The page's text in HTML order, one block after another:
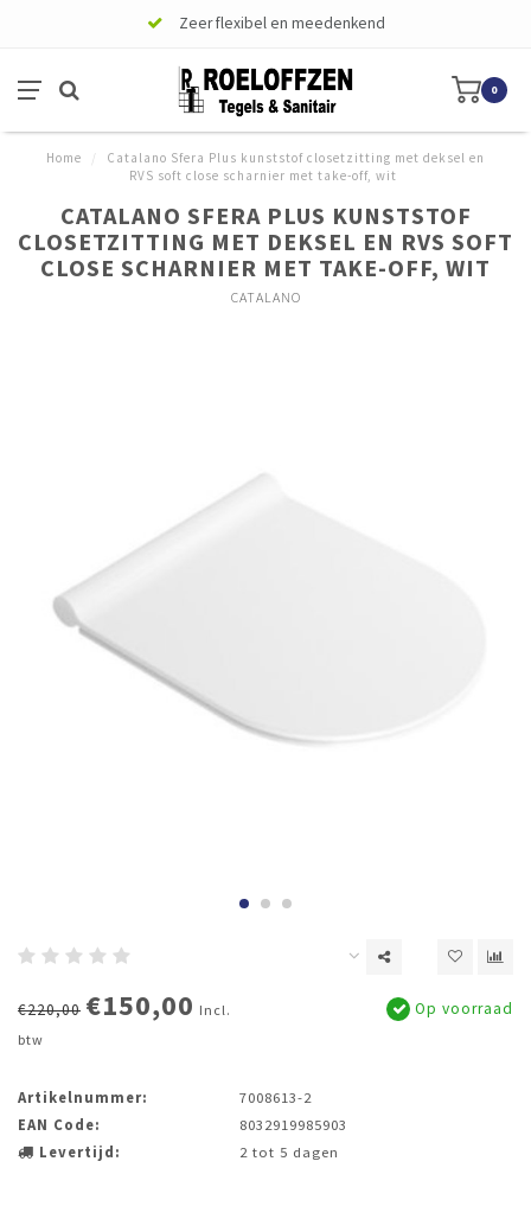
Zeer flexibel en meedenkend
0
Home
Catalano Sfera Plus kunststof closetzitting met deksel en
RVS soft close scharnier met take-off, wit
CATALANO SFERA PLUS KUNSTSTOF
CLOSETZITTING MET DEKSEL EN RVS SOFT
CLOSE SCHARNIER MET TAKE-OFF, WIT
CATALANO
€220,00 €150,00 Incl.
btw
Op voorraad
Artikelnummer:
7008613-2
EAN Code:
8032919985903
Levertijd:
2 tot 5 dagen